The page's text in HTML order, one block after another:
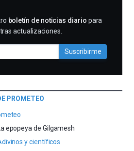
boletín de noticias diario para
actualizaciones.
Suscribirme
PROMETEO
epopeya de Gilgamesh
y científicos